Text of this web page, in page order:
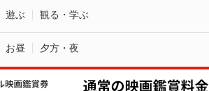
遊ぶ 観る・学ぶ
お昼 夕方・夜